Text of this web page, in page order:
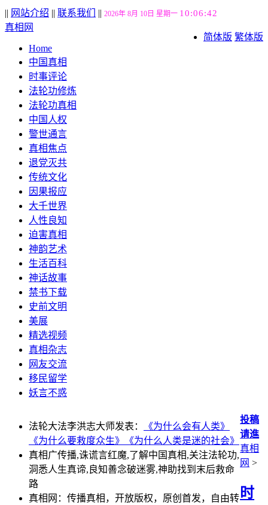
|| 网站介绍 || 联系我们 || 2026年 8月 10日 星期一 10:06:43
简体版 繁体版
真相网
Home
中国真相
时事评论
法轮功修炼
法轮功真相
中国人权
警世通言
真相焦点
退党灭共
传统文化
因果报应
大千世界
人性良知
迫害真相
神韵艺术
生活百科
神话故事
禁书下载
史前文明
美展
精选视频
真相杂志
网友交流
移民留学
妖言不惑
法轮大法李洪志大师发表：
《为什么会有人类》
《为什么要救度众生》
《为什么人类是迷的社会》
真相广传播,诛谎言红魔,了解中国真相,关注法轮功,
洞悉人生真谛,良知善念破迷雾,神助找到末后救命
路
真相网：传播真相，开放版权，原创首发，自由转
投稿
请進
真相
网 >
时